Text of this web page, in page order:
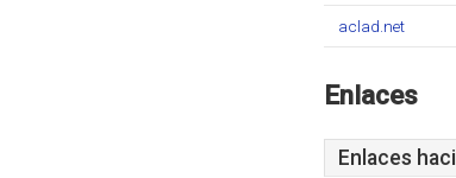
aclad.net
Enlaces
Enlaces